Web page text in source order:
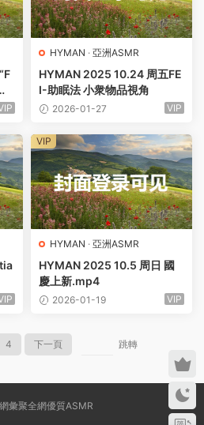
HYMAN · 亞洲ASMR
HYMAN 2025 10.24 周五FE
I-助眠法 小衆物品視角
2026-01-27 VIP
HYMAN · 亞洲ASMR
HYMAN 2025 10.5 周日 國
慶上新.mp4
2026-01-19 VIP
VIP
4 下一頁 跳轉
彙聚全網優質ASMR